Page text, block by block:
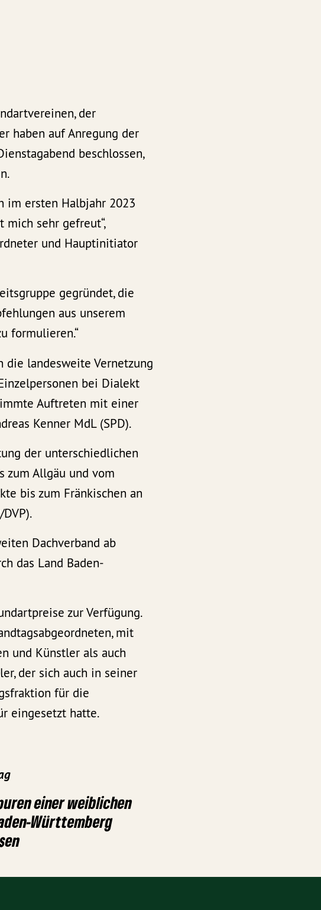
der
haben auf Anregung der
beschlossen,
im ersten Halbjahr 2023
sehr gefreut“,
und Hauptinitiator
gegründet, die
aus unserem
formulieren.“
die landesweite Vernetzung
bei Dialekt
Auftreten mit einer
Kenner MdL (SPD).
der unterschiedlichen
zum Allgäu und vom
bis zum Fränkischen an
Dachverband ab
das Land Baden-
zur Verfügung.
mit
und Künstler als auch
der sich auch in seiner
für die
eingesetzt hatte.
einer weiblichen
Württemberg